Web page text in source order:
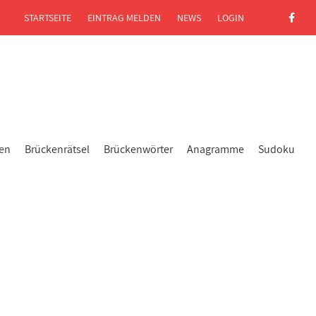
Brückenrätsel Brückenwörter Anagramme Sudoku
STARTSEITE EINTRAG MELDEN NEWS LOGIN